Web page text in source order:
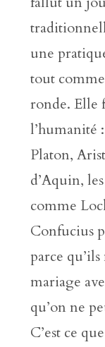
une
tout
ronde. Elle
l’humanité
Platon,
d’Aquin,
comme
Confucius
parce
mariage
qu’on ne
C’est ce